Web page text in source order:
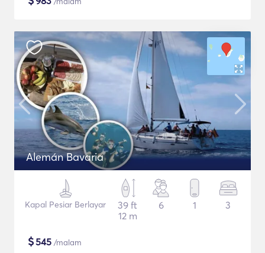
Alemán Bavaria
Kapal Pesiar Berlayar
39 ft
12 m
6 1 3
$545 /malam